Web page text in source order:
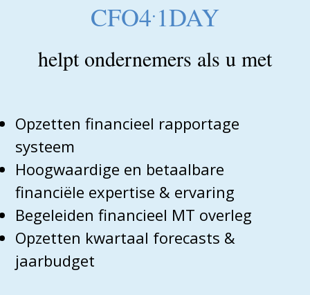
CFO4.1DAY
helpt ondernemers als u met
Opzetten financieel rapportage
systeem
Hoogwaardige en betaalbare
financiële expertise & ervaring
Begeleiden financieel MT overleg
Opzetten kwartaal forecasts &
jaarbudget